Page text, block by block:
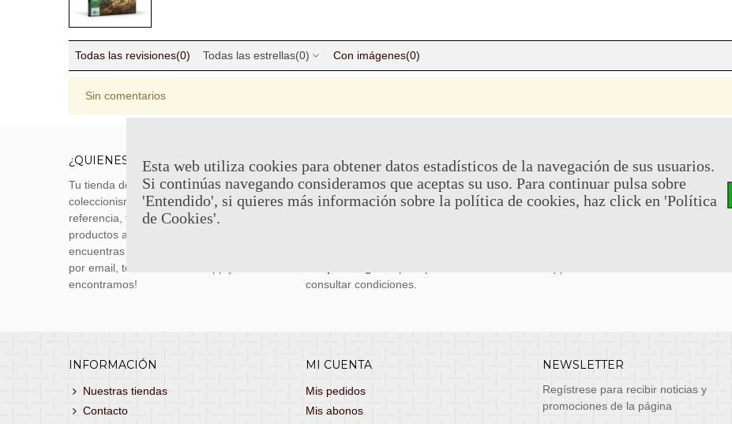
Todas las revisiones(0) Todas las estrellas(0) Con imágenes(0)
Sin comentarios
¿QUIENES SOMOS?
Tu tienda de merchandising, artículos de
coleccionismo y réplicas históricas de
referencia, tenemos una gran variedad de
productos a los mejores precios. Si no
encuentras lo que buscas, danos un toque
por email, teléfono o Whatsapp y te lo
encontramos!
ENVÍOS Y DEVOLUCIONES
Envíos muy económicos en 24h a través de diversos
transportistas, entrega de lunes a viernes no festivos, si
consultar condiciones.
Teléfono y Whatsapp
email:
INFORMACIÓN
Nuestras tiendas
Contacto
MI CUENTA
Mis pedidos
Mis abonos
NEWSLETTER
Regístrese para recibir noticias y
promociones de la página
Esta web utiliza cookies para obtener datos estadísticos de la navegación de sus usuarios.
Si continúas navegando consideramos que aceptas su uso. Para continuar pulsa sobre
'Entendido', si quieres más información sobre la política de cookies, haz click en 'Política
de Cookies'.